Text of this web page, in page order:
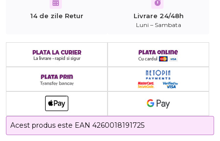
14 de zile Retur Livrare 24/48h
Luni – Sambata
Acest produs este EAN 4260018191725